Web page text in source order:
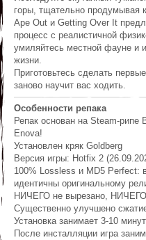
горы, тщательно продумывая
Ape Out и Getting Over It
процесс с реалистичной
умиляйтесь местной фауне и
жизни.
Приготовьтесь сделать
заново научит вас ходить.
Особенности репака
Репак основан на Steam-рипе
Enova!
Установлен кряк Goldberg
Версия игры: Hotfix 2
100% Lossless и MD5 Perfect:
идентичны оригинальному
НИЧЕГО не вырезано, НИЧЕГО
Существенно улучшено
Установка занимает 3-10
После инсталляции игра